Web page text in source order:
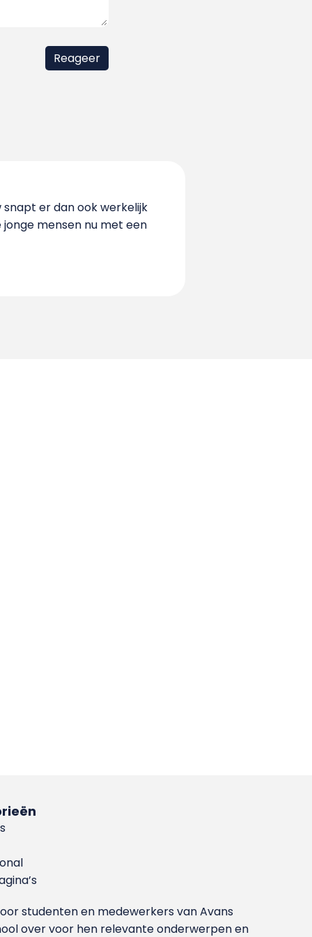
er dan ook werkelijk
mensen nu met een
studenten en medewerkers van Avans
over voor hen relevante onderwerpen en